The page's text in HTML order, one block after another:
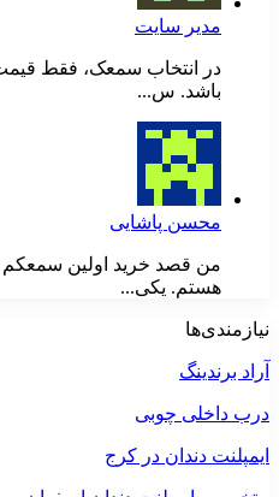
مدیر سایت
در انتخاب سمعک، فقط قیمت
باشد. س...
محسن پاشایی
من قصد خرید اولین سمعکم
هستم. یکی...
نیازمندی‌ها
آراد برندینگ
درب داخلی چوبی
ایمپلنت دندان در کرج